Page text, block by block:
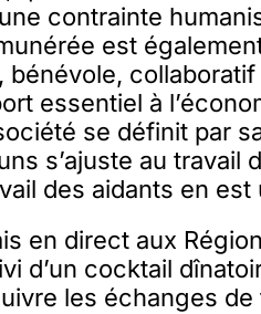
contrainte
est
bénévole,
essentiel à
se définit par
s’ajuste au travail
des aidants en
en direct aux
d’un cocktail
les échanges